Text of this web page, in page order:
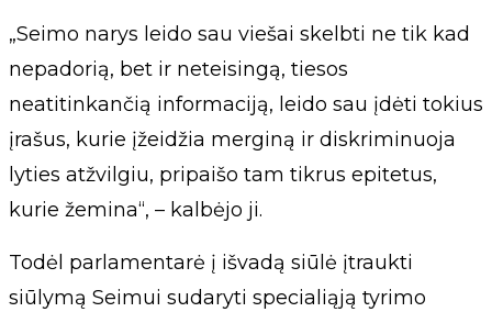
„Seimo narys leido sau viešai skelbti ne tik kad
nepadorią, bet ir neteisingą, tiesos
neatitinkančią informaciją, leido sau įdėti tokius
įrašus, kurie įžeidžia merginą ir diskriminuoja
lyties atžvilgiu, pripaišo tam tikrus epitetus,
kurie žemina“, – kalbėjo ji.
Todėl parlamentarė į išvadą siūlė įtraukti
siūlymą Seimui sudaryti specialiąją tyrimo